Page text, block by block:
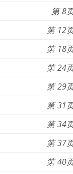
8
12
18
24
29
31
34
37
40